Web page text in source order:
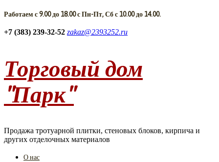
Работаем с 9.00 до 18.00 с Пн-Пт, Сб с 10.00 до 14.00.
+7 (383) 239-32-52 zakaz@2393252.ru
Торговый дом
"Парк"
Продажа тротуарной плитки, стеновых блоков, кирпича и
других отделочных материалов
О нас